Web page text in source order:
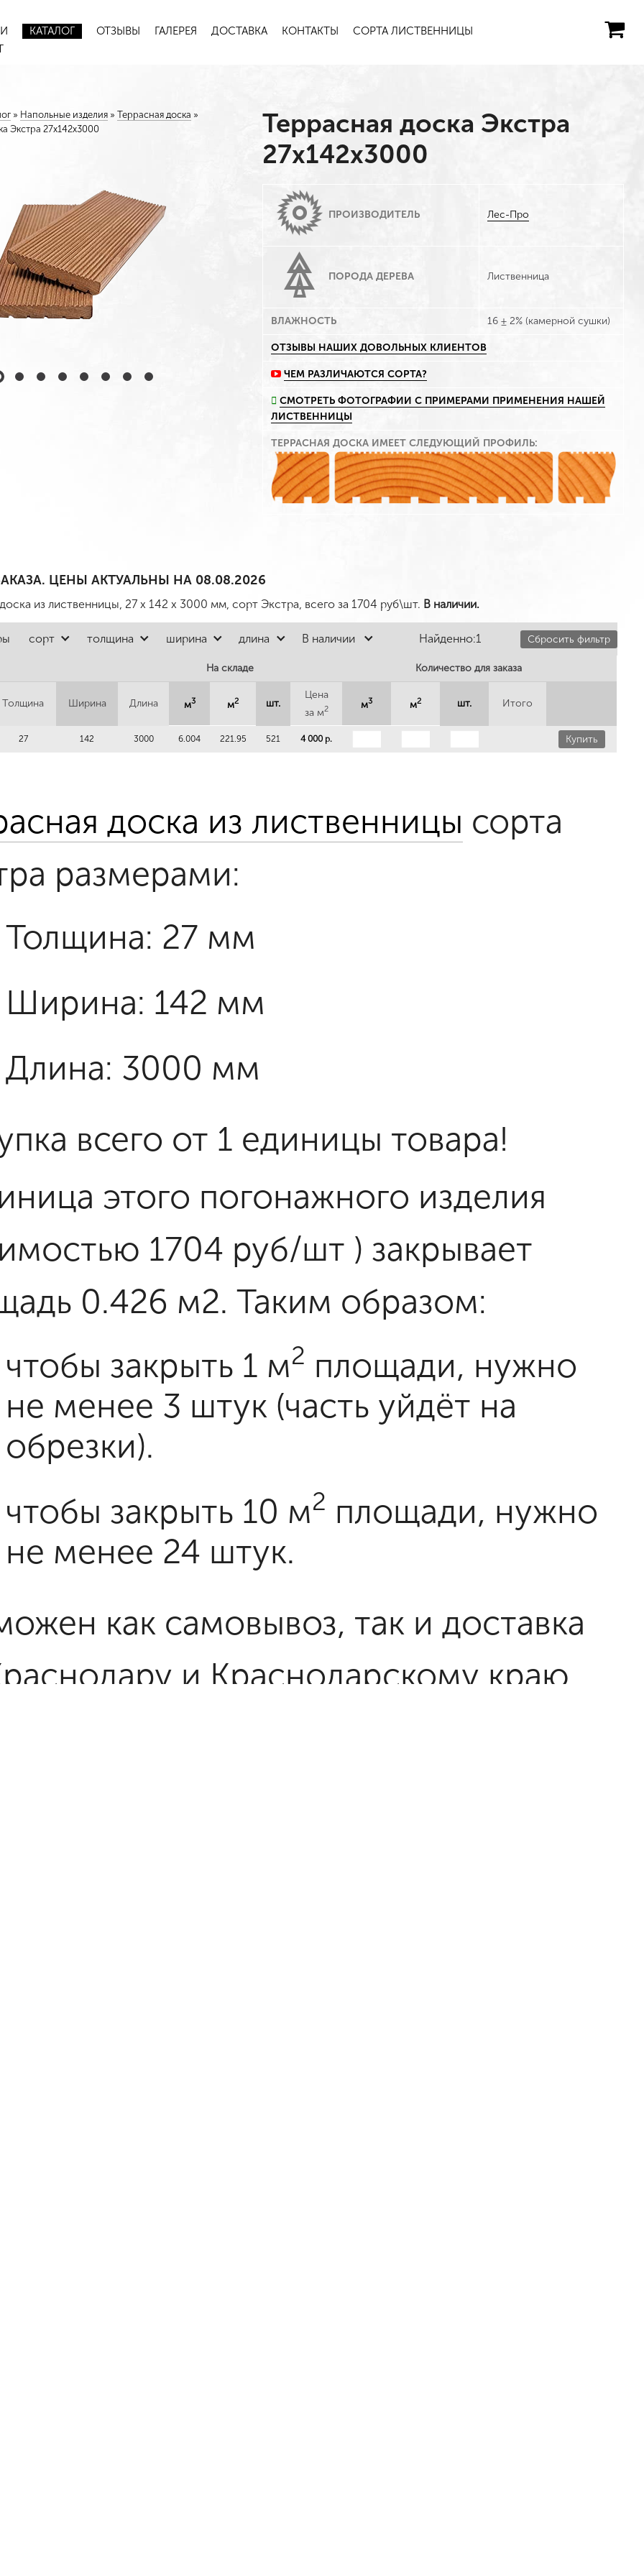
КАТАЛОГ ОТЗЫВЫ ГАЛЕРЕЯ ДОСТАВКА КОНТАКТЫ
СОРТА ЛИСТВЕННИЦЫ
» Напольные изделия »Террасная доска »
Экстра 27х142х3000
Террасная доска Экстра
27х142х3000
ПРОИЗВОДИТЕЛЬ Лес-Про
ПОРОДА ДЕРЕВА Лиственница
ВЛАЖНОСТЬ 16 ± 2% (камерной сушки)
ОТЗЫВЫ НАШИХ ДОВОЛЬНЫХ КЛИЕНТОВ
ЧЕМ РАЗЛИЧАЮТСЯ СОРТА?
СМОТРЕТЬ ФОТОГРАФИИ С ПРИМЕРАМИ ПРИМЕНЕНИЯ НАШЕЙ
ЛИСТВЕННИЦЫ
ТЕРРАСНАЯ ДОСКА ИМЕЕТ СЛЕДУЮЩИЙ ПРОФИЛЬ:
ЦЕНЫ АКТУАЛЬНЫ НА 08.08.2026
из лиственницы, 27 x 142 x 3000 мм, сорт Экстра, всего за 1704 руб\шт. В наличии.
сорт толщина ширина длина В наличии Найденно:1 Сбросить фильтр
На складе Количество для заказа
Толщина Ширина Длина м3 м2 шт.
Цена
за м2 м3 м2 шт. Итого
27 142 3000 6.004 221.95 521 4 000 р. Купить
доска из лиственницы сорта
размерами:
Толщина: 27 мм
Ширина: 142 мм
Длина: 3000 мм
всего от 1 единицы товара!
этого погонажного изделия
1704 руб/шт ) закрывает
0.426 м2. Таким образом:
чтобы закрыть 1 м2 площади, нужно
не менее 3 штук (часть уйдёт на
обрезки).
чтобы закрыть 10 м2 площади, нужно
не менее 24 штук.
как самовывоз, так и доставка
и Краснодарскому краю.